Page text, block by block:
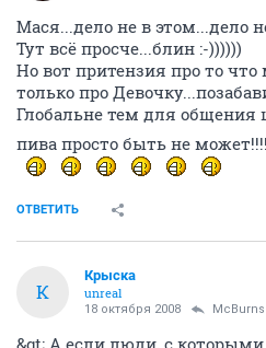
Мася...дело не в этом...дело
Тут всё просче...блин :-))))))
Но вот притензия про то
только про
Глобальне тем для
пива просто быть не
ОТВЕТИТЬ
К
Крыска
unreal
18 октября 2008 McBurns
&gt; А если люди, с